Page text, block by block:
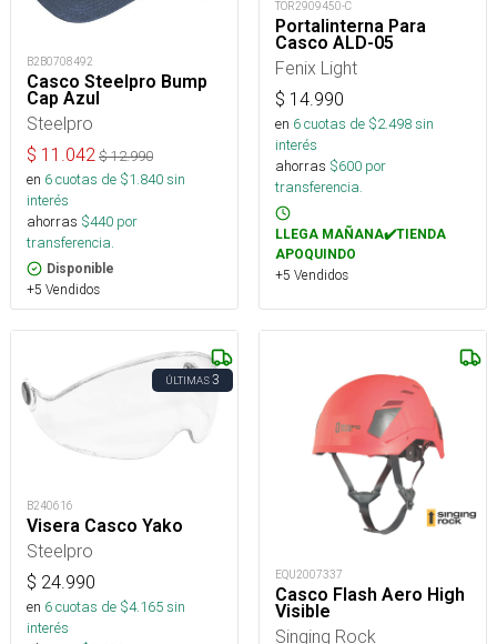
B2B0708492
Casco Steelpro Bump
Cap Azul
Steelpro
$ 11.042 $12.990
en 6cuotas de $1.840sin
interés
ahorras $440 por
transferencia.
Disponible
+5 Vendidos
TOR2909450-C
Portalinterna Para
Casco ALD-05
Fenix Light
$ 14.990
en 6cuotas de $2.498sin
interés
ahorras $600 por
transferencia.
LLEGA MAÑANA✔️TIENDA
APOQUINDO
+5 Vendidos
ÚLTIMAS3
B240616
Visera Casco Yako
Steelpro
$ 24.990
en 6cuotas de $4.165sin
interés
EQU2007337
Casco Flash Aero High
Visible
Singing Rock